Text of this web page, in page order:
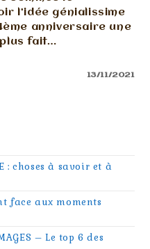
l’idée génialissime
anniversaire une
plus fait…
13/11/2021
: choses à savoir et à
face aux moments
– Le top 6 des